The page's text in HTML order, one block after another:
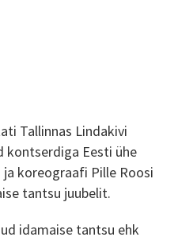
Tallinnas Lindakivi
kontserdiga Eesti ühe
koreograafi Pille Roosi
tantsu juubelit.
idamaise tantsu ehk